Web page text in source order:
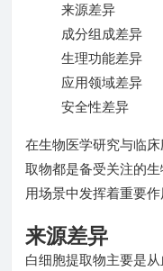
来源差异
成分组成差异
生理功能差异
应用领域差异
安全性差异
在生物医学研究与临
取物都是备受关注的
用场景中发挥着重要作
来源差异
白细胞提取物主要是